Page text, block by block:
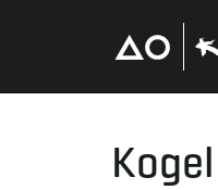
Kogel